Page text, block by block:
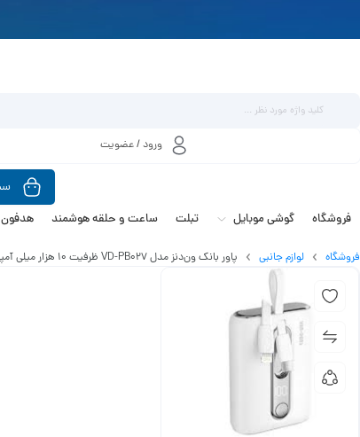
ورود / عضویت
فروشگاه گوشی موبایل تبلت ساعت و حلقه هوشمند هدفون
فروشگاه لوازم جانبی پاور بانک ون‌دنز مدل VD-PB027 ظرفیت 10 هزار میلی آمپر ساعت